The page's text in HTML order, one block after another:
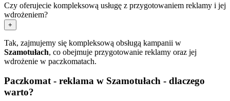
Czy oferujecie kompleksową usługę z przygotowaniem reklamy i jej
wdrożeniem?
+
Tak, zajmujemy się kompleksową obsługą kampanii w
Szamotułach, co obejmuje przygotowanie reklamy oraz jej
wdrożenie w paczkomatach.
Paczkomat - reklama w Szamotułach - dlaczego
warto?